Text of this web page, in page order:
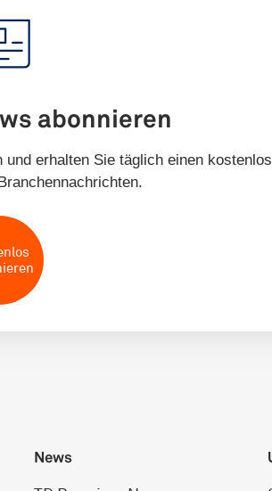
abonnieren
erhalten Sie täglich einen
News